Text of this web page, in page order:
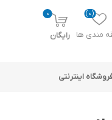
مندی ها
(0)
0
رایگان
اینترنتی